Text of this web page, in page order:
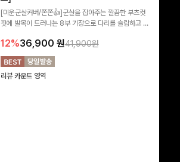
[미운군살커버/쫀쫀👍]군살을 잡아주는 깔끔한 부츠컷
핏에 발목이 드러나는 8부 기장으로 다리를 슬림하고 길
요~!
12%36,900 원41,900원
리뷰 카운트 영역